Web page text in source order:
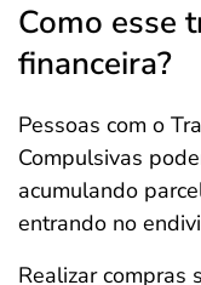
Como esse
financeira?
Pessoas com o
Compulsivas
acumulando
entrando no
Realizar compras